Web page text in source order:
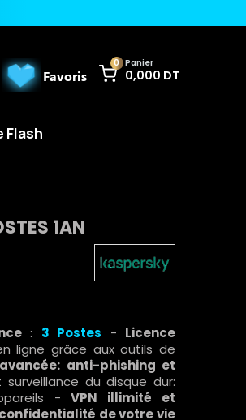
0 Panier
0,000 DT
Favoris
Flash
1AN
: 3 Postes - Licence
ligne grâce aux outils de
anti-phishing et
du disque dur:
-VPN illimité et
de votre vie